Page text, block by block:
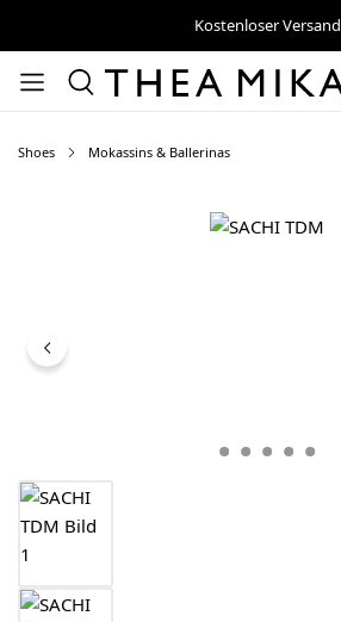
Kostenloser Versand
Shoes Mokassins & Ballerinas
Bildergalerie überspringen